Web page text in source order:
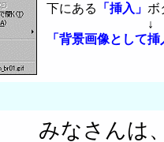
下にある
「挿入」 ボ
↓
「背景画像として挿
みなさんは